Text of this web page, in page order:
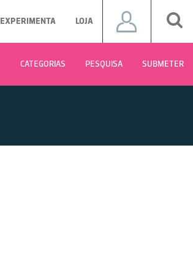
EXPERIMENTA LOJA
CATEGORIAS PESQUISA SUBMETER